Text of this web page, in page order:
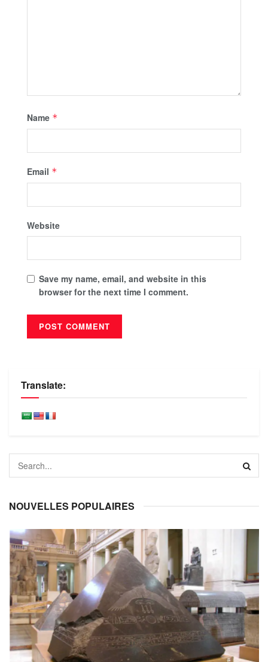
Name *
Email *
Website
Save my name, email, and website in this
browser for the next time I comment.
Translate:
NOUVELLES POPULAIRES